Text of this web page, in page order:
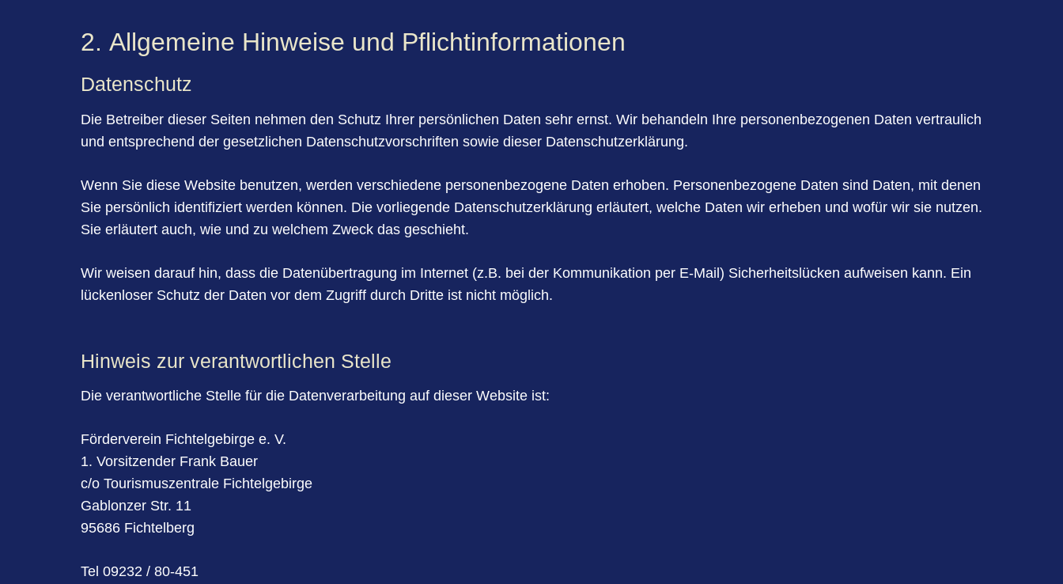
2. Allgemeine Hinweise und Pflicht­in­formation­en
Datenschutz
Die Betreiber dieser Seiten nehmen den Schutz Ihrer persönlichen Daten sehr ernst. Wir behandeln Ihre personenbezogenen Daten vertraulich
und entsprechend der gesetzlichen Datenschutzvorschriften sowie dieser Datenschutzerklärung.
Wenn Sie diese Website benutzen, werden verschiedene personenbezogene Daten erhoben. Personenbezogene Daten sind Daten, mit denen
Sie persönlich identifiziert werden können. Die vorliegende Datenschutzerklärung erläutert, welche Daten wir erheben und wofür wir sie nutzen.
Sie erläutert auch, wie und zu welchem Zweck das geschieht.
Wir weisen darauf hin, dass die Datenübertragung im Internet (z.B. bei der Kommunikation per E-Mail) Sicherheitslücken aufweisen kann. Ein
lückenloser Schutz der Daten vor dem Zugriff durch Dritte ist nicht möglich.
Hinweis zur verantwortlichen Stelle
Die verantwortliche Stelle für die Datenverarbeitung auf dieser Website ist:
Förderverein Fichtelgebirge e. V.
1. Vorsitzender Frank Bauer
c/o Tourismuszentrale Fichtelgebirge
Gablonzer Str. 11
95686 Fichtelberg
Tel 09232 / 80-451